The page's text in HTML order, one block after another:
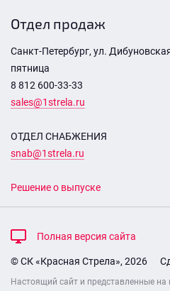
Отдел продаж
Санкт-Петербург, ул.
пятница
8 812 600-33-33
sales@1strela.ru
ОТДЕЛ СНАБЖЕНИЯ
snab@1strela.ru
Решение о выпуске
Полная версия сайта
© СК «Красная Стрела», 2026
Настоящий сайт и представленные